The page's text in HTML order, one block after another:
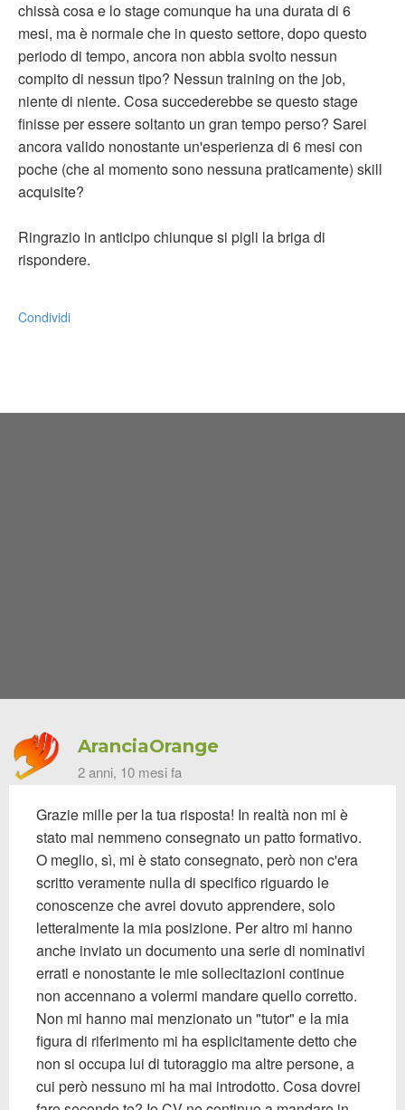
chissà cosa e lo stage comunque ha una durata di 6
mesi, ma è normale che in questo settore, dopo questo
periodo di tempo, ancora non abbia svolto nessun
compito di nessun tipo? Nessun training on the job,
niente di niente. Cosa succederebbe se questo stage
finisse per essere soltanto un gran tempo perso? Sarei
ancora valido nonostante un'esperienza di 6 mesi con
poche (che al momento sono nessuna praticamente) skill
acquisite?
Ringrazio in anticipo chiunque si pigli la briga di
rispondere.
Condividi
AranciaOrange
2 anni, 10 mesi fa
Grazie mille per la tua risposta! In realtà non mi è
stato mai nemmeno consegnato un patto formativo.
O meglio, sì, mi è stato consegnato, però non c'era
scritto veramente nulla di specifico riguardo le
conoscenze che avrei dovuto apprendere, solo
letteralmente la mia posizione. Per altro mi hanno
anche inviato un documento una serie di nominativi
errati e nonostante le mie sollecitazioni continue
non accennano a volermi mandare quello corretto.
Non mi hanno mai menzionato un "tutor" e la mia
figura di riferimento mi ha esplicitamente detto che
non si occupa lui di tutoraggio ma altre persone, a
cui però nessuno mi ha mai introdotto. Cosa dovrei